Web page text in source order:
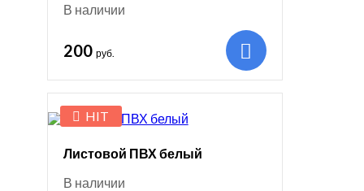
В наличии
200 руб.
HIT
Листовой ПВХ белый
В наличии